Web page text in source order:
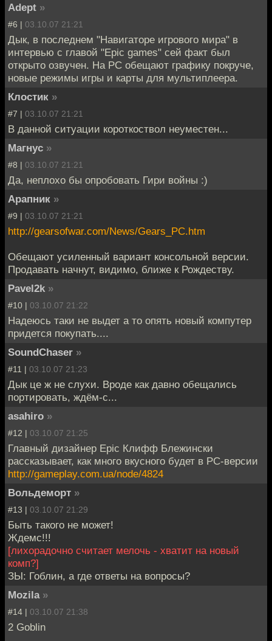
Adept »
#6 | 03.10.07 21:21
Дык, в последнем "Навигаторе игрового мира" в
интервью с главой "Epic games" сей факт был
открыто озвучен. На PC обещают графику покруче,
новые режимы игры и карты для мультиплеера.
Клостик »
#7 | 03.10.07 21:21
В данной ситуации короткоствол неуместен...
Магнус »
#8 | 03.10.07 21:21
Да, неплохо бы опробовать Гири войны :)
Арапник »
#9 | 03.10.07 21:21
http://gearsofwar.com/News/Gears_PC.htm
Обещают усиленный вариант консольной версии.
Продавать начнут, видимо, ближе к Рождеству.
Pavel2k »
#10 | 03.10.07 21:22
Надеюсь таки не выдет а то опять новый компутер
придется покупать....
SoundChaser »
#11 | 03.10.07 21:23
Дык це ж не слухи. Вроде как давно обещались
портировать, ждём-с...
asahiro »
#12 | 03.10.07 21:25
Главный дизайнер Epic Клифф Блежински
рассказывает, как много вкусного будет в PC-версии
http://gameplay.com.ua/node/4824
Вольдеморт »
#13 | 03.10.07 21:29
Быть такого не может!
Ждемс!!!
[лихорадочно считает мелочь - хватит на новый
комп?]
ЗЫ: Гоблин, а где ответы на вопросы?
Mozila »
#14 | 03.10.07 21:38
2 Goblin